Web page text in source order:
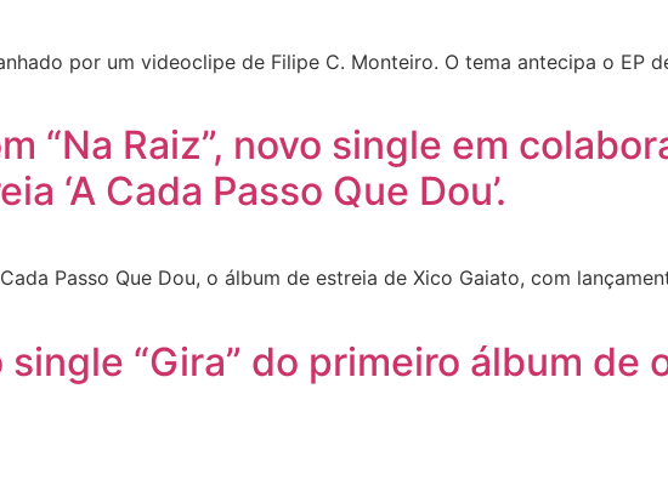
por um videoclipe de Filipe C. Monteiro. O tema antecipa o EP
“Na Raiz”, novo single em
‘A Cada Passo Que Dou’.
Passo Que Dou, o álbum de estreia de Xico Gaiato, com
“Gira” do primeiro álbum de